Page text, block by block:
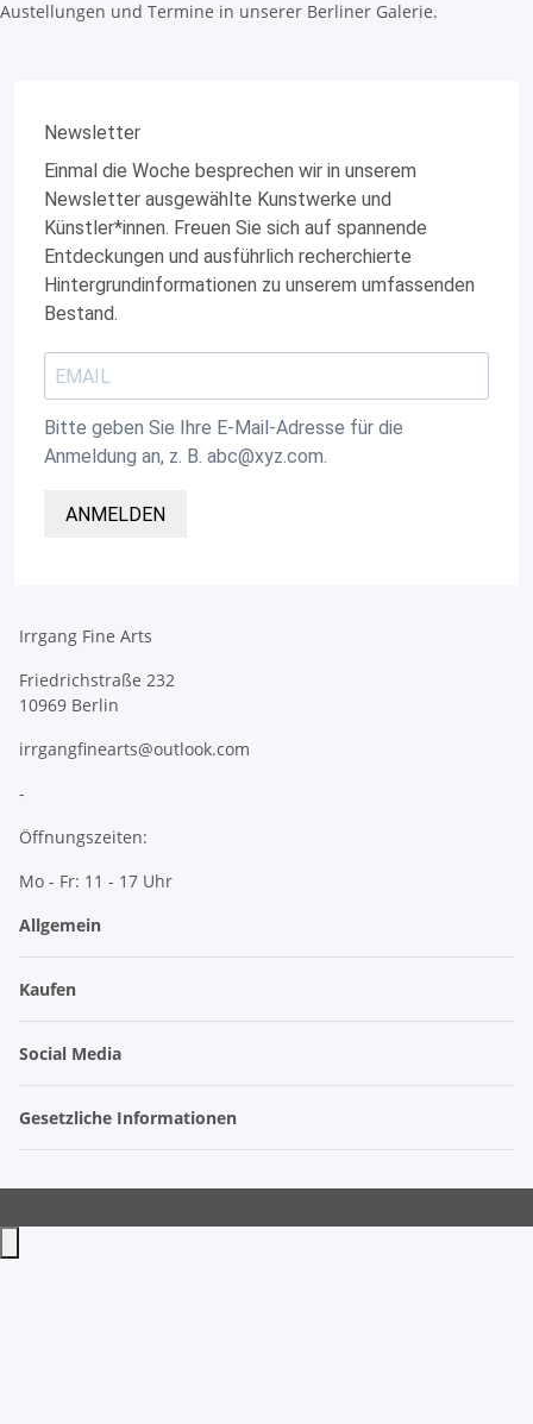
Austellungen und Termine in unserer Berliner Galerie.
Newsletter
Einmal die Woche besprechen wir in unserem
Newsletter ausgewählte Kunstwerke und
Künstler*innen. Freuen Sie sich auf spannende
Entdeckungen und ausführlich recherchierte
Hintergrundinformationen zu unserem umfassenden
Bestand.
Bitte geben Sie Ihre E-Mail-Adresse für die
Anmeldung an, z. B. abc@xyz.com.
ANMELDEN
Irrgang Fine Arts
Friedrichstraße 232
10969 Berlin
irrgangfinearts@outlook.com
-
Öffnungszeiten:
Mo - Fr: 11 - 17 Uhr
Allgemein
Kaufen
Social Media
Gesetzliche Informationen